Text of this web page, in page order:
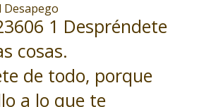
Desapego
1 Despréndete
cosas.
de todo, porque
a lo que te